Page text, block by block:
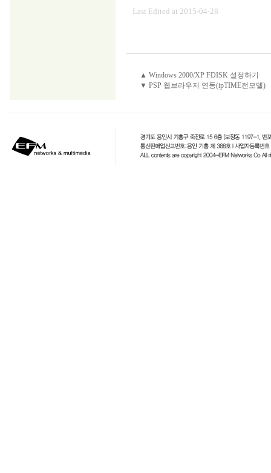
Last Edited at 2015-04-28
▲ Windows 2000/XP FDISK 설정하기
▼ PSP 웹브라우저 연동(ipTIME전모델)